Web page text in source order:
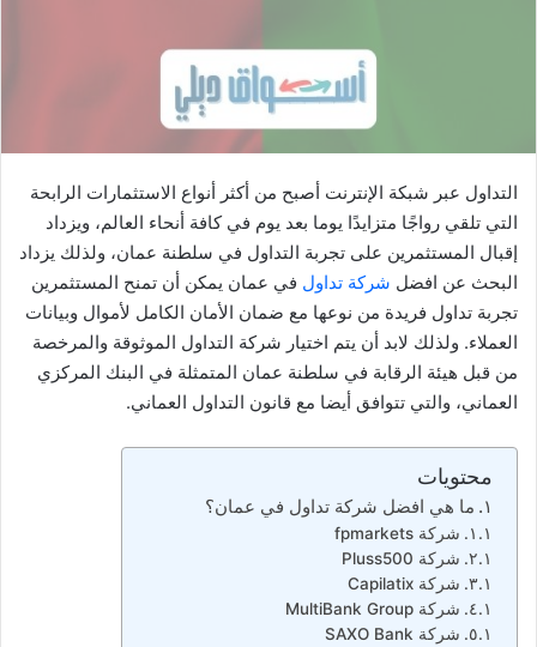
التداول عبر شبكة الإنترنت أصبح من أكثر أنواع الاستثمارات الرابحة
التي تلقي رواجًا متزايدًا يوما بعد يوم في كافة أنحاء العالم، ويزداد
إقبال المستثمرين على تجربة التداول في سلطنة عمان، ولذلك يزداد
البحث عن افضل شركة تداول في عمان يمكن أن تمنح المستثمرين
تجربة تداول فريدة من نوعها مع ضمان الأمان الكامل لأموال وبيانات
العملاء. ولذلك لابد أن يتم اختيار شركة التداول الموثوقة والمرخصة
من قبل هيئة الرقابة في سلطنة عمان المتمثلة في البنك المركزي
العماني، والتي تتوافق أيضا مع قانون التداول العماني.
محتويات
ما هي افضل شركة تداول في عمان؟
شركة fpmarkets
شركة Pluss500
شركة Capilatix
شركة MultiBank Group
شركة SAXO Bank